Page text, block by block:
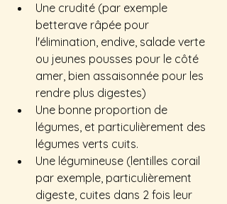
Une crudité (par exemple
betterave râpée pour
l'élimination, endive, salade verte
ou jeunes pousses pour le côté
amer, bien assaisonnée pour les
rendre plus digestes)
Une bonne proportion de
légumes, et particulièrement des
légumes verts cuits.
Une légumineuse (lentilles corail
par exemple, particulièrement
digeste, cuites dans 2 fois leur